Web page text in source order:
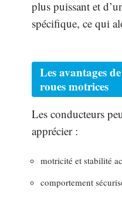
plus puissant et
spécifique, ce qui
Les avantages
roues motrices
Les conducteurs
apprécier :
motricité et stabilité
comportement